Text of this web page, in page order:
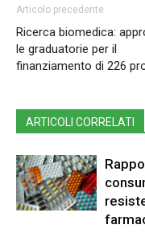
Articolo precedente
Ricerca biomedica:
le graduatorie per il
finanziamento di 226
ARTICOLI CORRELATI